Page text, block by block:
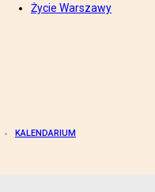
Życie Warszawy
KALENDARIUM